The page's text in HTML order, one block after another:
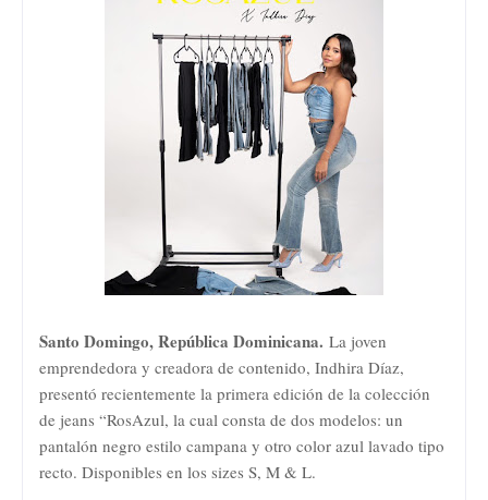
Santo Domingo, República Dominicana. La joven
emprendedora y creadora de contenido, Indhira Díaz,
presentó recientemente la primera edición de la colección
de jeans “RosAzul, la cual consta de dos modelos: un
pantalón negro estilo campana y otro color azul lavado tipo
recto. Disponibles en los sizes S, M & L.